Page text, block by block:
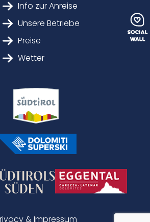
Info zur Anreise
Unsere Betriebe
Preise
Wetter
& Impressum